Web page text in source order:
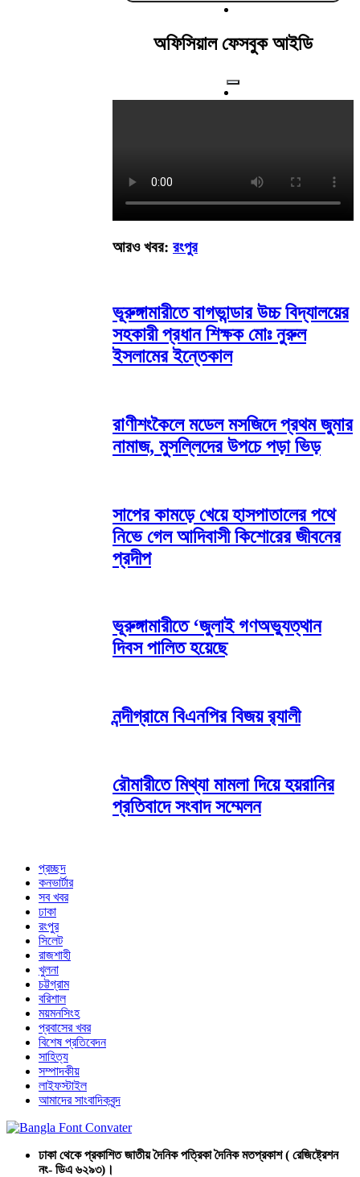
অফিসিয়াল ফেসবুক আইডি
আরও খবর: রংপুর
ভূরুঙ্গামারীতে বাগভান্ডার উচ্চ বিদ্যালয়ের
সহকারী প্রধান শিক্ষক মোঃ নুরুল
ইসলামের ইন্তেকাল
রাণীশংকৈলে মডেল মসজিদে প্রথম জুমার
নামাজ, মুসল্লিদের উপচে পড়া ভিড়
সাপের কামড়ে খেয়ে হাসপাতালের পথে
নিভে গেল আদিবাসী কিশোরের জীবনের
প্রদীপ
ভূরুঙ্গামারীতে ‘জুলাই গণঅভ্যুত্থান
দিবস পালিত হয়েছে
নন্দীগ্রামে বিএনপির বিজয় র‌্যালী
রৌমারীতে মিথ্যা মামলা দিয়ে হয়রানির
প্রতিবাদে সংবাদ সম্মেলন
প্রচ্ছদ
কনভার্টার
সব খবর
ঢাকা
রংপুর
সিলেট
রাজশাহী
খুলনা
চট্টগ্রাম
বরিশাল
ময়মনসিংহ
প্রবাসের খবর
বিশেষ প্রতিবেদন
সাহিত্য
সম্পাদকীয়
লাইফস্টাইল
আমাদের সাংবাদিকবৃন্দ
ঢাকা থেকে প্রকাশিত জাতীয় দৈনিক পত্রিকা দৈনিক মতপ্রকাশ ( রেজিষ্ট্রেশন
নং- ডিএ ৬২৯৩)।